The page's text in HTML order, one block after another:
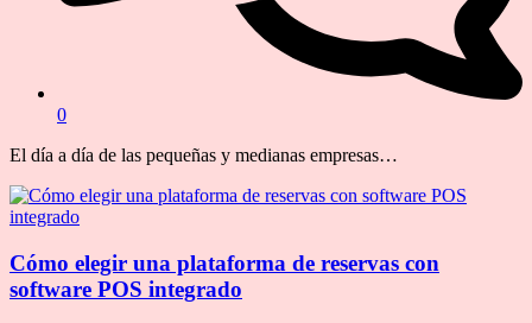
0
El día a día de las pequeñas y medianas empresas…
Cómo elegir una plataforma de reservas con
software POS integrado